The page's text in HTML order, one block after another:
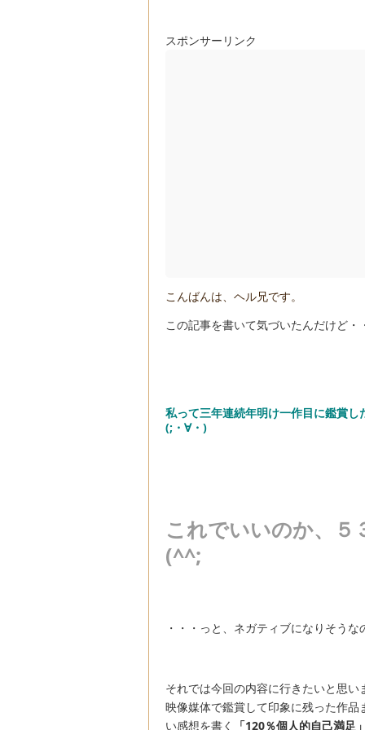
スポンサーリンク
こんばんは、ヘル兄です。
この記事を書いて気づいたんだけど・
私って三年連続年明け一作目に鑑賞
(;・∀・)
これでいいのか、５
(^^;
・・・っと、ネガティブになりそう
それでは今回の内容に行きたいと思
映像媒体で鑑賞して印象に残った作
い感想を書く
「120％個人的自己満足